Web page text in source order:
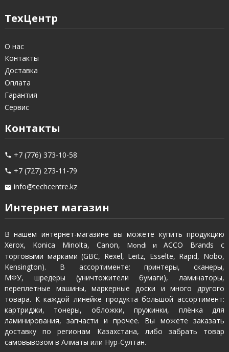
ТехЦентр
О нас
Контакты
Доставка
Оплата
Гарантия
Сервис
Контакты
+7 (776) 373-10-58
+7 (727) 273-11-79
info@techcentre.kz
Интернет магазин
В нашем интернет-магазине вы можете купить продукцию
Xerox, Konica Minolta, Canon, Mondi иACCO Brands с
торговыми марками (GBC, Rexel, Leitz, Esselte, Rapid, Nobo,
Kensington). В ассортименте: принтеры, сканеры,
МФУ, шредеры (уничтожители бумаги), ламинаторы,
переплетные машины, маркерные доски и много другого
товара. К каждой линейке продукта большой ассортимент:
картриджи, тонеры, обложки, пружинки, плёнка для
ламинирования, запчасти и прочее. Вы можете заказать
доставку по регионам Казахстана, либо забрать товар
самовывозом в Алматы или Нур-Султан.